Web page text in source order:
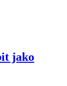
jako